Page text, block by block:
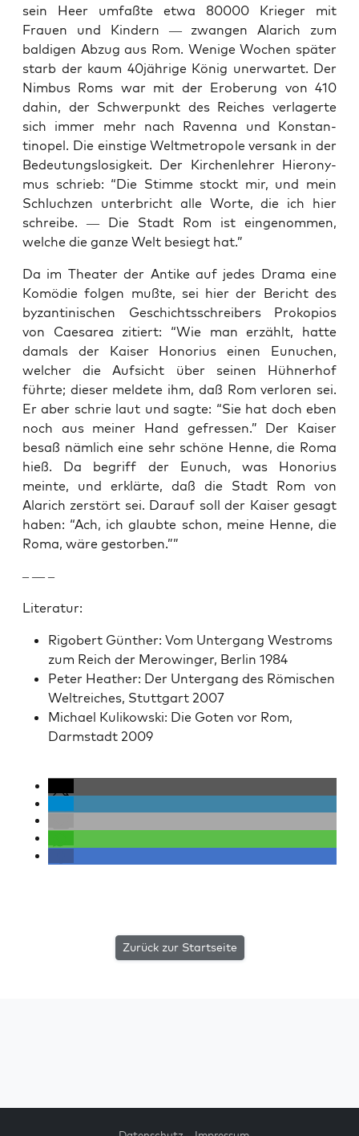
sein Heer umfaßte etwa 80000 Krieger mit
Frauen und Kindern — zwan­gen Alarich zum
baldigen Abzug aus Rom. Wenige Wochen später
starb der kaum 40jährige König uner­wartet. Der
Nim­bus Roms war mit der Eroberung von 410
dahin, der Schw­er­punkt des Reich­es ver­lagerte
sich immer mehr nach Raven­na und Kon­stan­
tinopel. Die ein­stige Welt­metro­pole ver­sank in der
Bedeu­tungslosigkeit. Der Kirchen­lehrer Hierony­
mus schrieb: “Die Stimme stockt mir, und mein
Schluchzen unter­bricht alle Worte, die ich hier
schreibe. — Die Stadt Rom ist ein­genom­men,
welche die ganze Welt besiegt hat.”
Da im The­ater der Antike auf jedes Dra­ma eine
Komödie fol­gen mußte, sei hier der Bericht des
byzan­ti­nis­chen Geschichtss­chreibers Proko­pios
von Cae­sarea zitiert: “Wie man erzählt, hat­te
damals der Kaiser Hon­o­rius einen Eunuchen,
welch­er die Auf­sicht über seinen Hüh­n­er­hof
führte; dieser meldete ihm, daß Rom ver­loren sei.
Er aber schrie laut und sagte: “Sie hat doch eben
noch aus mein­er Hand gefressen.” Der Kaiser
besaß näm­lich eine sehr schöne Henne, die Roma
hieß. Da begriff der Eunuch, was Hon­o­rius
meinte, und erk­lärte, daß die Stadt Rom von
Alarich zer­stört sei. Darauf soll der Kaiser gesagt
haben: “Ach, ich glaubte schon, meine Henne, die
Roma, wäre gestor­ben.””
– — –
Lit­er­atur:
Rigob­ert Gün­ther: Vom Unter­gang Westroms
zum Reich der Merowinger, Berlin 1984
Peter Heather: Der Unter­gang des Römis­chen
Wel­tre­ich­es, Stuttgart 2007
Michael Kulikows­ki: Die Goten vor Rom,
Darm­stadt 2009
Zurück zur Startseite